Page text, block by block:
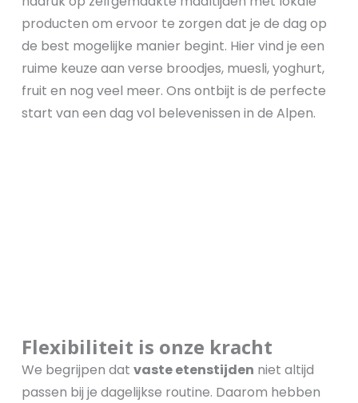
producten om ervoor te zorgen dat je de dag op
de best mogelijke manier begint. Hier vind je een
ruime keuze aan verse broodjes, muesli, yoghurt,
fruit en nog veel meer. Ons ontbijt is de perfecte
start van een dag vol belevenissen in de Alpen.
Flexibiliteit is onze kracht
We begrijpen dat vaste etenstijden niet altijd
passen bij je dagelijkse routine. Daarom hebben